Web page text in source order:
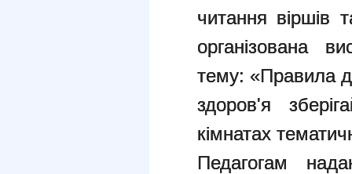
читання віршів
організована
тему: «Правила
здоров'я
кімнатах
Педагогам